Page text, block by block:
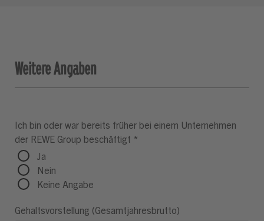
Weitere Angaben
Ich bin oder war bereits früher bei einem Unternehmen
der REWE Group beschäftigt *
Ja
Nein
Keine Angabe
Gehaltsvorstellung (Gesamtjahresbrutto)